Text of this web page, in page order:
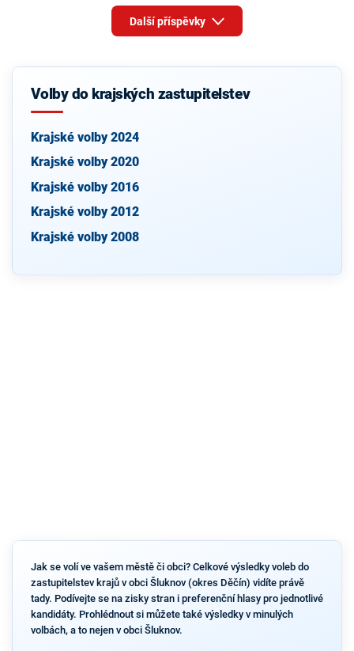
Další příspěvky
Volby do krajských zastupitelstev
Krajské volby 2024
Krajské volby 2020
Krajské volby 2016
Krajské volby 2012
Krajské volby 2008
Jak se volí ve vašem městě či obci? Celkové výsledky voleb do
zastupitelstev krajů v obci Šluknov (okres Děčín) vidíte právě
tady. Podívejte se na zisky stran i preferenční hlasy pro jednotlivé
kandidáty. Prohlédnout si můžete také výsledky v minulých
volbách, a to nejen v obci Šluknov.